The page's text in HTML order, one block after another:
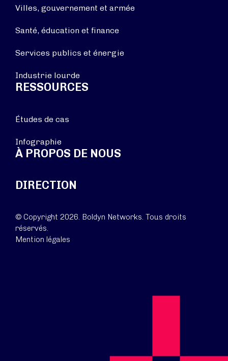
Villes, gouvernement et armée
Santé, éducation et finance
Services publics et énergie
Industrie lourde
RESSOURCES
Études de cas
Infographie
À PROPOS DE NOUS
DIRECTION
© Copyright 2026. Boldyn Networks. Tous droits
réservés.
Mention légales